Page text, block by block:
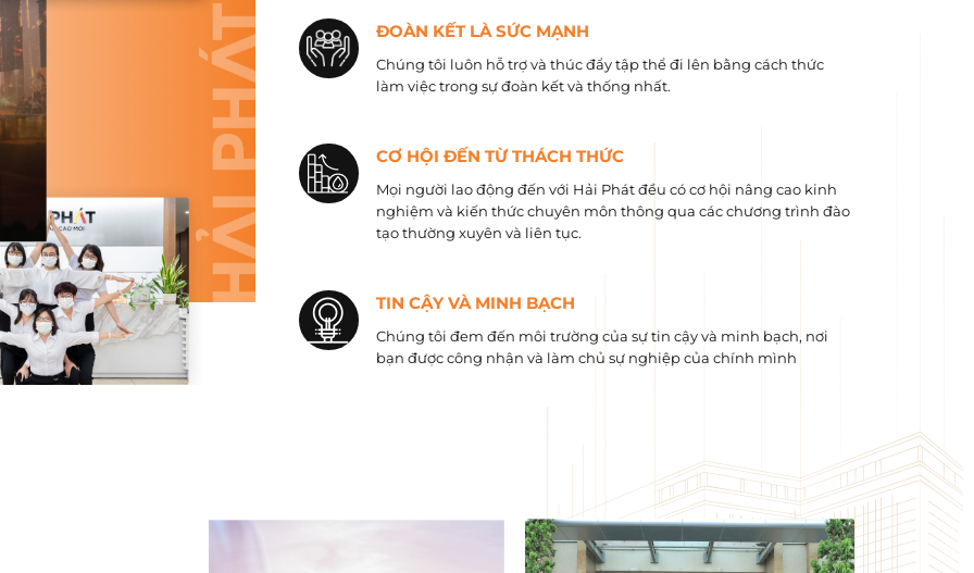
ĐOÀN KẾT LÀ SỨC MẠNH
Chúng tôi luôn hỗ trợ và thúc đẩy tập thể đi lên bằng cách thức
làm việc trong sự đoàn kết và thống nhất.
CƠ HỘI ĐẾN TỪ THÁCH THỨC
Mọi người lao động đến với Hải Phát đều có cơ hội nâng cao kinh
nghiệm và kiến ​​thức chuyên môn thông qua các chương trình đào
tạo thường xuyên và liên tục.
TIN CẬY VÀ MINH BẠCH
Chúng tôi đem đến môi trường của sự tin cậy và minh bạch, nơi
bạn được công nhận và làm chủ sự nghiệp của chính mình